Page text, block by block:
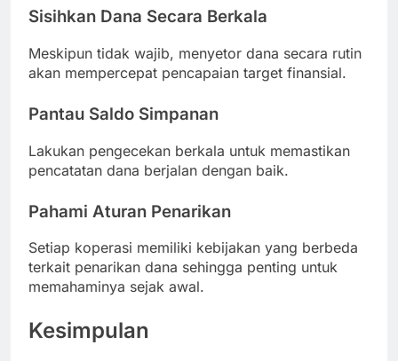
Sisihkan Dana Secara Berkala
Meskipun tidak wajib, menyetor dana secara rutin
akan mempercepat pencapaian target finansial.
Pantau Saldo Simpanan
Lakukan pengecekan berkala untuk memastikan
pencatatan dana berjalan dengan baik.
Pahami Aturan Penarikan
Setiap koperasi memiliki kebijakan yang berbeda
terkait penarikan dana sehingga penting untuk
memahaminya sejak awal.
Kesimpulan